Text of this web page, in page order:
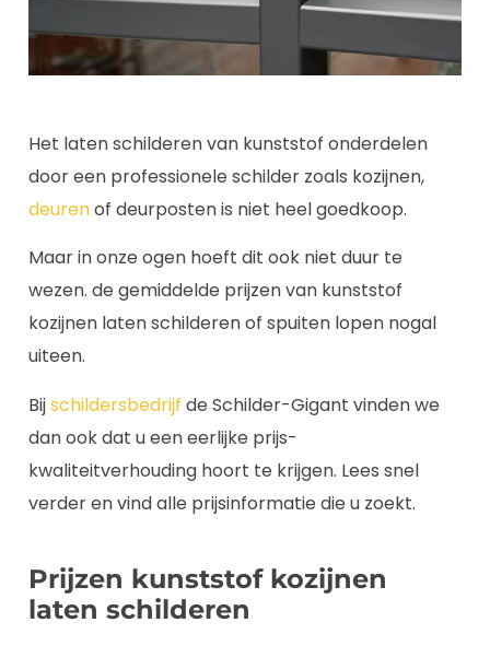
Het laten schilderen van kunststof onderdelen
door een professionele schilder zoals kozijnen,
deurenof deurposten is niet heel goedkoop.
Maar in onze ogen hoeft dit ook niet duur te
wezen. de gemiddelde prijzen van kunststof
kozijnen laten schilderen of spuiten lopen nogal
uiteen.
Bijschildersbedrijf de Schilder-Gigant vinden we
dan ook dat u een eerlijke prijs-
kwaliteitverhouding hoort te krijgen. Lees snel
verder en vind alle prijsinformatie die u zoekt.
Prijzen kunststof kozijnen
laten schilderen